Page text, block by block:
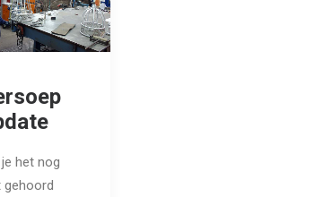
het nog
gehoord